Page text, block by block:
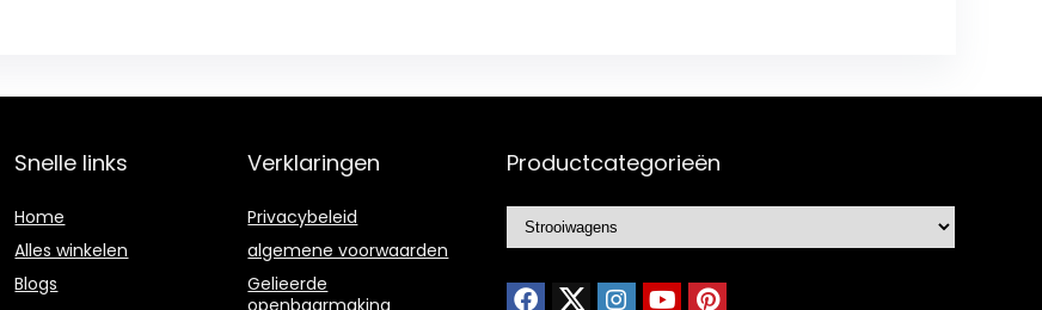
Snelle links
Home
Alles winkelen
Blogs
Verklaringen
Privacybeleid
algemene voorwaarden
Gelieerde
Productcategorieën